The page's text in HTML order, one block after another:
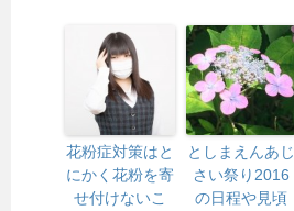
花粉症対策はと
にかく花粉を寄
せ付けないこ
としまえんあじ
さい祭り2016
の日程や見頃